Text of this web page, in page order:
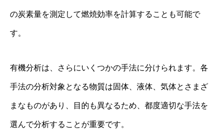
の炭素量を測定して燃焼効率を計算することも可能で
す。
有機分析は、さらにいくつかの手法に分けられます。各
手法の分析対象となる物質は固体、液体、気体とさまざ
まなものがあり、目的も異なるため、都度適切な手法を
選んで分析することが重要です。